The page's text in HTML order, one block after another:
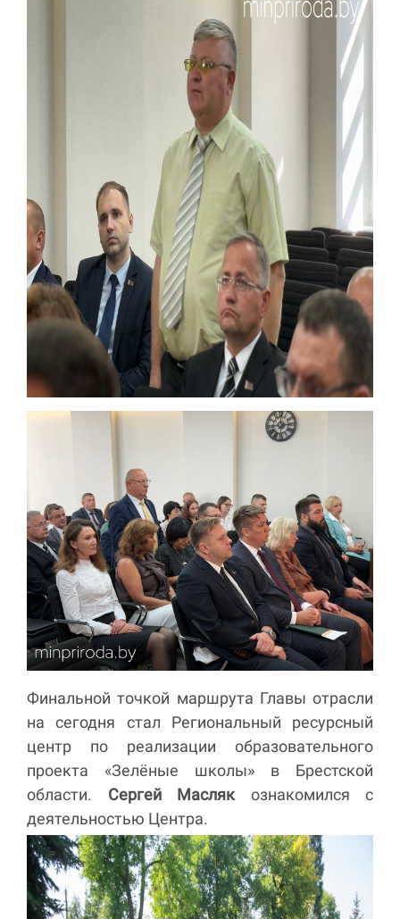
Финальной точкой маршрута Главы отрасли
на сегодня стал Региональный ресурсный
центр по реализации образовательного
проекта «Зелёные школы» в Брестской
области. Сергей Масляк ознакомился с
деятельностью Центра.